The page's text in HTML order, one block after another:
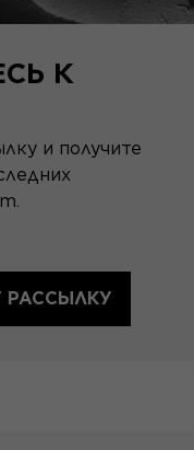
К
и получите
РАССЫЛКУ